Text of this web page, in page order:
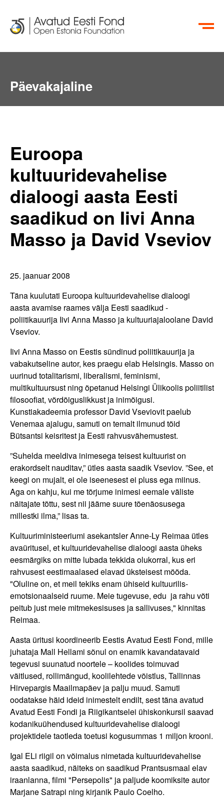
EN RU
Päevakajaline
Euroopa
kultuuridevahelise
dialoogi aasta Eesti
saadikud on Iivi Anna
Masso ja David Vseviov
25. jaanuar 2008
Täna kuulutati Euroopa kultuuridevahelise dialoogi
aasta avamise raames välja Eesti saadikud -
poliitikauurija Iivi Anna Masso ja kultuuriajaloolane David
Vseviov.
Iivi Anna Masso on Eestis sündinud poliitikauurija ja
vabakutseline autor, kes praegu elab Helsingis. Masso on
uurinud totalitarismi, liberalismi, feminismi,
multikultuursust ning õpetanud Helsingi Ülikoolis poliitilist
filosoofiat, võrdõiguslikkust ja inimõigusi.
Kunstiakadeemia professor David Vseviovit paelub
Venemaa ajalugu, samuti on temalt ilmunud töid
Bütsantsi keisritest ja Eesti rahvusvähemustest.
”Suhelda meeldiva inimesega teisest kultuurist on
erakordselt nauditav,” ütles aasta saadik Vseviov. ”See, et
keegi on mujalt, ei ole iseenesest ei pluss ega miinus.
Aga on kahju, kui me tõrjume inimesi eemale väliste
näitajate tõttu, sest nii jääme suure tõenäosusega
millestki ilma,” lisas ta.
Kultuuriministeeriumi asekantsler Anne-Ly Reimaa ütles
avaüritusel, et kultuuridevahelise dialoogi aasta üheks
eesmärgiks on mitte lubada tekkida olukorral, kus eri
rahvusest eestimaalased elavad üksteisest mööda.
"Oluline on, et meil tekiks enam ühiseid kultuurilis-
emotsionaalseid ruume. Meie tugevuse, edu ja rahu võti
peitub just meie mitmekesisuses ja sallivuses," kinnitas
Reimaa.
Aasta üritusi koordineerib Eestis Avatud Eesti Fond, mille
juhataja Mall Hellami sõnul on enamik kavandatavaid
tegevusi suunatud noortele – koolides toimuvad
väitlused, rollimängud, koolilehtede võistlus, Tallinnas
Hirvepargis Maailmapäev ja palju muud. Samuti
oodatakse häid ideid inimestelt endilt, sest täna avatud
Avatud Eesti Fondi ja Riigikantselei ühiskonkursil saavad
kodanikuühendused kultuuridevahelise dialoogi
projektidele taotleda toetusi kogusummas 1 miljon krooni.
Igal ELi riigil on võimalus nimetada kultuuridevahelise
aasta saadikud, näiteks on saadikud Prantsusmaal elav
iraanlanna, filmi "Persepolis" ja paljude koomiksite autor
Marjane Satrapi ning kirjanik Paulo Coelho.